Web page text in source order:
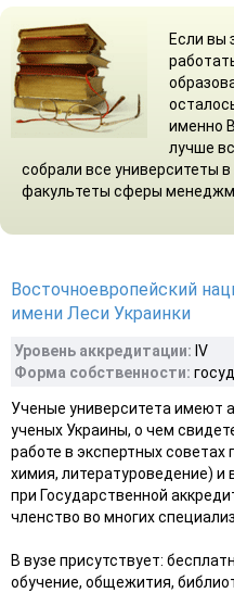
Если вы
именно
лучше
собрали все университеты
факультеты сферы
Восточноевропейский
имени Леси Украинки
Уровень аккредитации: IV
Форма собственности:
Ученые университета имеют
ученых Украины, о чем
работе в экспертных
химия, литературоведение)
при Государственной
членство во многих
В вузе присутствует:
обучение, общежития,